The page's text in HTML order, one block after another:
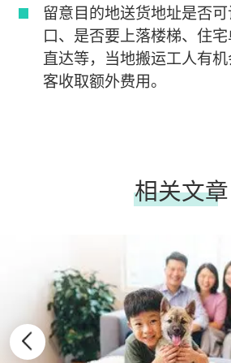
留意目的地送货地址是否
口、是否要上落楼梯、住
直达等，当地搬运工人有
客收取额外费用。
相关文章